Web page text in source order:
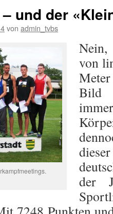
und der
von admin_tvbs
von
Bild
der